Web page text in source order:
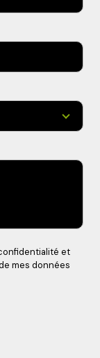
et
mes données